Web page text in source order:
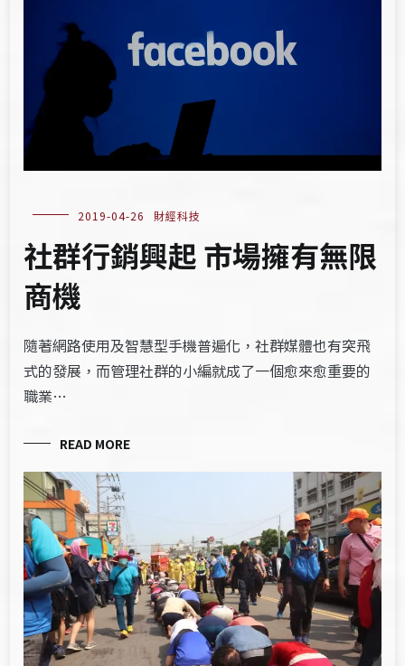
2019-04-26 財經科技
社群行銷興起 市場擁有無限
商機
隨著網路使用及智慧型手機普遍化，社群媒體也有突飛
式的發展，而管理社群的小編就成了一個愈來愈重要的
職業…
READ MORE